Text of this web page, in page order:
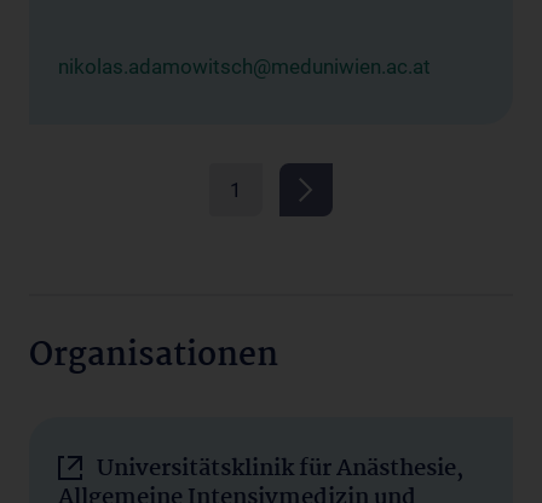
nikolas.adamowitsch@meduniwien.ac.at
1
Organisationen
Universitätsklinik für Anästhesie,